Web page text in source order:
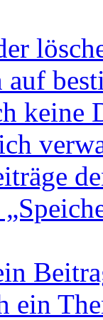
keine
ein